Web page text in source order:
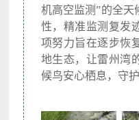
机高空监测”的全
性，精准监测复发
项努力旨在逐步恢
地生态，让雷州湾
候鸟安心栖息，守